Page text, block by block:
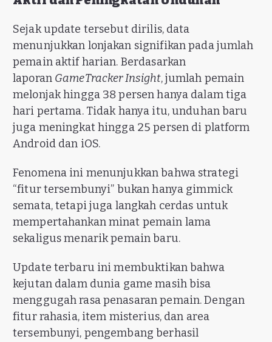
Sejak update tersebut dirilis, data
menunjukkan lonjakan signifikan pada jumlah
pemain aktif harian. Berdasarkan
laporan GameTracker Insight, jumlah pemain
melonjak hingga 38 persen hanya dalam tiga
hari pertama. Tidak hanya itu, unduhan baru
juga meningkat hingga 25 persen di platform
Android dan iOS.
Fenomena ini menunjukkan bahwa strategi
“fitur tersembunyi” bukan hanya gimmick
semata, tetapi juga langkah cerdas untuk
mempertahankan minat pemain lama
sekaligus menarik pemain baru.
Update terbaru ini membuktikan bahwa
kejutan dalam dunia game masih bisa
menggugah rasa penasaran pemain. Dengan
fitur rahasia, item misterius, dan area
tersembunyi, pengembang berhasil